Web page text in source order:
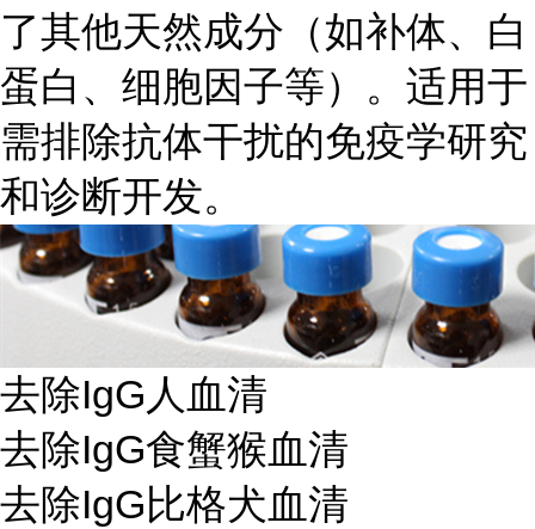
了其他天然成分（如补体、白
蛋白、细胞因子等）。适用于
需排除抗体干扰的免疫学研究
和诊断开发。
去除IgG人血清
去除IgG食蟹猴血清
去除IgG比格犬血清